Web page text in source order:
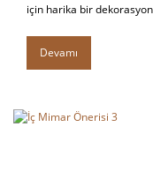
için harika bir
Devamı